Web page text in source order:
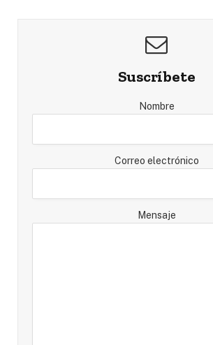
Suscríbete
Nombre
Correo electrónico
Mensaje